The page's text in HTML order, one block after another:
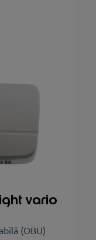
vario
(OBU)